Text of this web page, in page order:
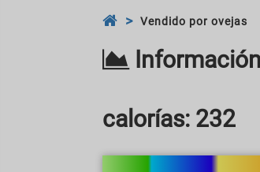
Vendido por ovejas
calorías: 232